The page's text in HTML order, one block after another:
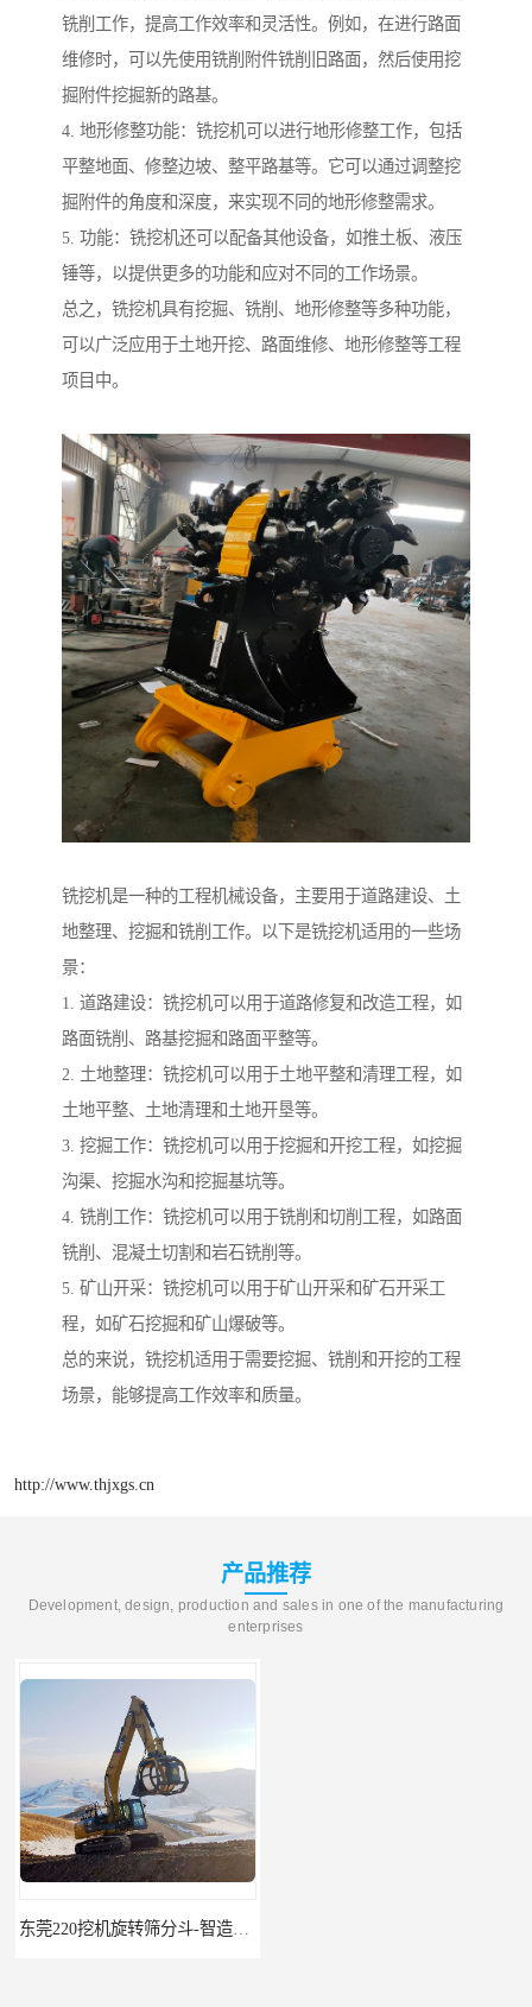
铣削工作，提高工作效率和灵活性。例如，在进行路面
维修时，可以先使用铣削附件铣削旧路面，然后使用挖
掘附件挖掘新的路基。
4. 地形修整功能：铣挖机可以进行地形修整工作，包括
平整地面、修整边坡、整平路基等。它可以通过调整挖
掘附件的角度和深度，来实现不同的地形修整需求。
5. 功能：铣挖机还可以配备其他设备，如推土板、液压
锤等，以提供更多的功能和应对不同的工作场景。
总之，铣挖机具有挖掘、铣削、地形修整等多种功能，
可以广泛应用于土地开挖、路面维修、地形修整等工程
项目中。
铣挖机是一种的工程机械设备，主要用于道路建设、土
地整理、挖掘和铣削工作。以下是铣挖机适用的一些场
景：
1. 道路建设：铣挖机可以用于道路修复和改造工程，如
路面铣削、路基挖掘和路面平整等。
2. 土地整理：铣挖机可以用于土地平整和清理工程，如
土地平整、土地清理和土地开垦等。
3. 挖掘工作：铣挖机可以用于挖掘和开挖工程，如挖掘
沟渠、挖掘水沟和挖掘基坑等。
4. 铣削工作：铣挖机可以用于铣削和切削工程，如路面
铣削、混凝土切割和岩石铣削等。
5. 矿山开采：铣挖机可以用于矿山开采和矿石开采工
程，如矿石挖掘和矿山爆破等。
总的来说，铣挖机适用于需要挖掘、铣削和开挖的工程
场景，能够提高工作效率和质量。
http://www.thjxgs.cn
产品推荐
Development, design, production and sales in one of the manufacturing
enterprises
东莞220挖机旋转筛分斗-智造大观报价-旋转筛沙斗筛沙机